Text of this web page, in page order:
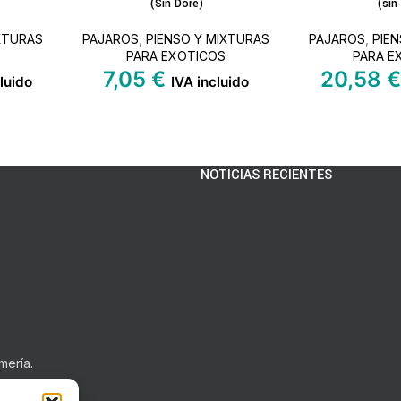
(Sin Dore)
PAJAROS ,PIENSO Y MIXTURAS
PARA EXOTICOS
7,05€ IVA incluido
(sin
PAJAROS ,
PARA
20,58€
NOTICIAS RECIENTES